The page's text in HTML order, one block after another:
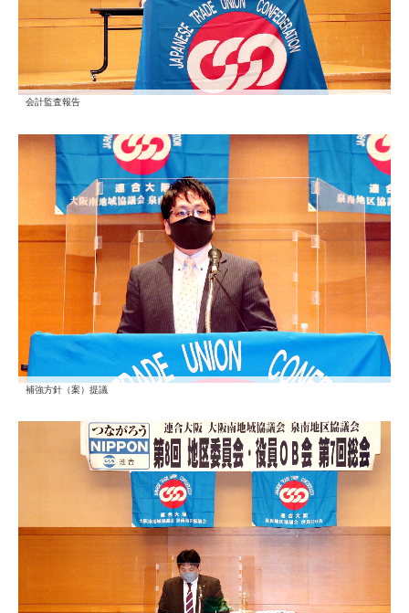
会計監査報告
補強方針（案）提議